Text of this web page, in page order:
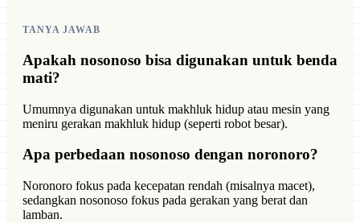
TANYA JAWAB
Apakah nosonoso bisa digunakan untuk benda
mati?
Umumnya digunakan untuk makhluk hidup atau mesin yang
meniru gerakan makhluk hidup (seperti robot besar).
Apa perbedaan nosonoso dengan noronoro?
Noronoro fokus pada kecepatan rendah (misalnya macet),
sedangkan nosonoso fokus pada gerakan yang berat dan
lamban.